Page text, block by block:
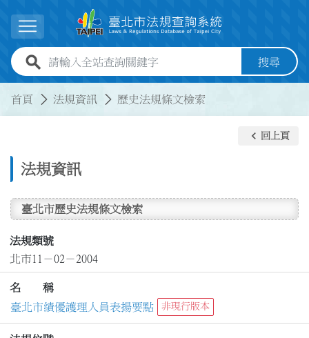
展開選單
全站查詢關鍵字欄位 搜尋
首頁 法規資訊 歷史法規條文檢索
法規資訊
keyboard_arrow_left 回上頁
臺北市歷史法規條文檢索
法規類號
北市11－02－2004
名 稱
臺北市績優護理人員表揚要點
非現行版本